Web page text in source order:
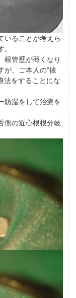
いることが考えら
根管壁が薄くなり
が、ご本人の”抜
法をすることにな
防湿をして治療を
側の近心根根分岐